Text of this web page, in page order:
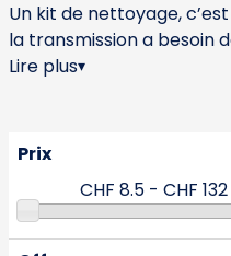
Un kit de nettoyage,
la transmission a besoin
les roues accumulent
évite de mélanger ce
partout, contaminer les
propose des kits
l’approche avec des
propre là où ça compte
Lire plus▾
Prix